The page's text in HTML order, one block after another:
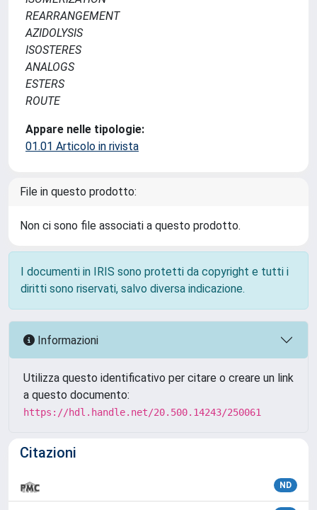
REARRANGEMENT
AZIDOLYSIS
ISOSTERES
ANALOGS
ESTERS
ROUTE
Appare nelle tipologie:
01.01 Articolo in rivista
File in questo prodotto:
Non ci sono file associati a questo prodotto.
I documenti in IRIS sono protetti da copyright e tutti i
diritti sono riservati, salvo diversa indicazione.
Informazioni
Utilizza questo identificativo per citare o creare un link
a questo documento:
https://hdl.handle.net/20.500.14243/250061
Citazioni
ND